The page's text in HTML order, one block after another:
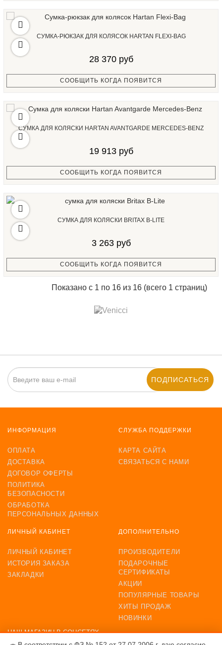
СУМКА-РЮКЗАК ДЛЯ КОЛЯСОК HARTAN FLEXI-BAG
28 370 руб
СООБЩИТЬ КОГДА ПОЯВИТСЯ
СУМКА ДЛЯ КОЛЯСКИ HARTAN AVANTGARDE MERCEDES-BENZ
19 913 руб
СООБЩИТЬ КОГДА ПОЯВИТСЯ
СУМКА ДЛЯ КОЛЯСКИ BRITAX B-LITE
3 263 руб
СООБЩИТЬ КОГДА ПОЯВИТСЯ
Показано с 1 по 16 из 16 (всего 1 страниц)
ПОДПИСАТЬСЯ
ИНФОРМАЦИЯ
ОПЛАТА
ДОСТАВКА
ДОГОВОР ОФЕРТЫ
ПОЛИТИКА
БЕЗОПАСНОСТИ
ОБРАБОТКА
ПЕРСОНАЛЬНЫХ ДАННЫХ
СЛУЖБА ПОДДЕРЖКИ
КАРТА САЙТА
СВЯЗАТЬСЯ С НАМИ
ЛИЧНЫЙ КАБИНЕТ
ЛИЧНЫЙ КАБИНЕТ
ИСТОРИЯ ЗАКАЗА
ЗАКЛАДКИ
ДОПОЛНИТЕЛЬНО
ПРОИЗВОДИТЕЛИ
ПОДАРОЧНЫЕ
СЕРТИФИКАТЫ
АКЦИИ
ПОПУЛЯРНЫЕ ТОВАРЫ
ХИТЫ ПРОДАЖ
НОВИНКИ
НАШ МАГАЗИН В СОЦСЕТЯХ